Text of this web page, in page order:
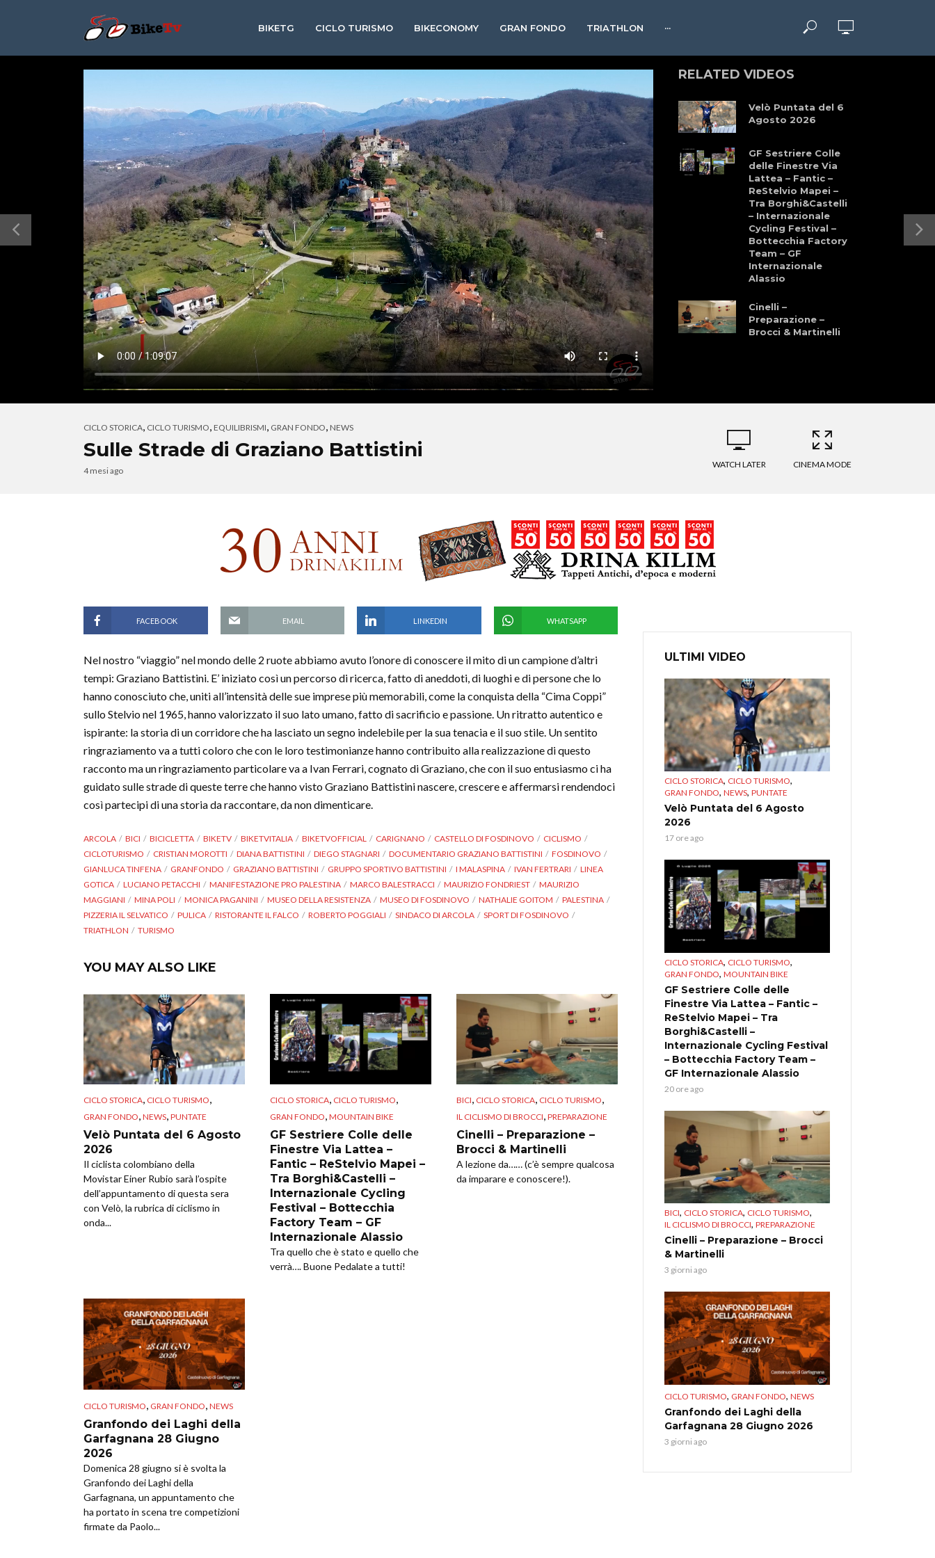
BIKETG CICLO TURISMO BIKECONOMY GRAN FONDO TRIATHLON ···
RELATED VIDEOS
Velò Puntata del 6
Agosto 2026
GF Sestriere Colle
delle Finestre Via
Lattea – Fantic –
ReStelvio Mapei –
Tra Borghi&Castelli
– Internazionale
Cycling Festival –
Bottecchia Factory
Team – GF
Internazionale
Alassio
Cinelli –
Preparazione –
Brocci & Martinelli
Marathon: Storia,
Cultura, Sport, e
Natura
CICLO STORICA, CICLO TURISMO, EQUILIBRISMI, GRAN FONDO, NEWS
Sulle Strade di Graziano Battistini
4 mesi ago
WATCH LATER CINEMA MODE
FACEBOOK EMAIL LINKEDIN WHATSAPP
Nel nostro “viaggio” nel mondo delle 2 ruote abbiamo avuto l’onore di conoscere il mito di un campione d’altri
tempi: Graziano Battistini. E’ iniziato così un percorso di ricerca, fatto di aneddoti, di luoghi e di persone che lo
hanno conosciuto che, uniti all’intensità delle sue imprese più memorabili, come la conquista della “Cima Coppi”
sullo Stelvio nel 1965, hanno valorizzato il suo lato umano, fatto di sacrificio e passione. Un ritratto autentico e
ispirante: la storia di un corridore che ha lasciato un segno indelebile per la sua tenacia e il suo stile. Un sentito
ringraziamento va a tutti coloro che con le loro testimonianze hanno contribuito alla realizzazione di questo
racconto ma un ringraziamento particolare va a Ivan Ferrari, cognato di Graziano, che con il suo entusiasmo ci ha
guidato sulle strade di queste terre che hanno visto Graziano Battistini nascere, crescere e affermarsi rendendoci
così partecipi di una storia da raccontare, da non dimenticare.
ARCOLA BICI BICICLETTA BIKETV BIKETVITALIA BIKETVOFFICIAL CARIGNANO CASTELLO DI FOSDINOVO
CICLISMO
CICLOTURISMO
CRISTIAN MOROTTI DIANA BATTISTINI DIEGO STAGNARI DOCUMENTARIO GRAZIANO BATTISTINI
FOSDINOVO
GIANLUCA TINFENA
GRANFONDO GRAZIANO BATTISTINI GRUPPO SPORTIVO BATTISTINI I MALASPINA IVAN FERTRARI
LINEA
GOTICA
LUCIANO PETACCHI MANIFESTAZIONE PRO PALESTINA MARCO BALESTRACCI MAURIZIO FONDRIEST
MAURIZIO
MAGGIANI
MINA POLI MONICA PAGANINI MUSEO DELLA RESISTENZA MUSEO DI FOSDINOVO NATHALIE GOITOM
PALESTINA
PIZZERIA IL SELVATICO
PULICA RISTORANTE IL FALCO ROBERTO POGGIALI SINDACO DI ARCOLA
SPORT DI FOSDINOVO
TRIATHLON
TURISMO
YOU MAY ALSO LIKE
CICLO STORICA, CICLO TURISMO,
GRAN FONDO, NEWS, PUNTATE
Velò Puntata del 6 Agosto
2026
Il ciclista colombiano della
Movistar Einer Rubio sarà l’ospite
dell’appuntamento di questa sera
con Velò, la rubrica di ciclismo in
onda...
CICLO STORICA, CICLO TURISMO,
GRAN FONDO, MOUNTAIN BIKE
GF Sestriere Colle delle
Finestre Via Lattea –
Fantic – ReStelvio Mapei –
Tra Borghi&Castelli –
Internazionale Cycling
Festival – Bottecchia
Factory Team – GF
Internazionale Alassio
Tra quello che è stato e quello che
verrà…. Buone Pedalate a tutti!
BICI, CICLO STORICA, CICLO TURISMO,
IL CICLISMO DI BROCCI, PREPARAZIONE
Cinelli – Preparazione –
Brocci & Martinelli
A lezione da…… (c’è sempre qualcosa
da imparare e conoscere!).
CICLO TURISMO GRAN FONDO NEWS
Granfondo dei Laghi della
Garfagnana 28 Giugno
2026
Domenica 28 giugno si è svolta la
Granfondo dei Laghi della
Garfagnana, un appuntamento che
ha portato in scena tre competizioni
firmate da Paolo...
ULTIMI VIDEO
CICLO STORICA, CICLO TURISMO,
GRAN FONDO, NEWS, PUNTATE
Velò Puntata del 6 Agosto
2026
17 ore ago
CICLO STORICA, CICLO TURISMO,
GRAN FONDO, MOUNTAIN BIKE
GF Sestriere Colle delle
Finestre Via Lattea – Fantic –
ReStelvio Mapei – Tra
Borghi&Castelli –
Internazionale Cycling Festival
– Bottecchia Factory Team –
GF Internazionale Alassio
20 ore ago
BICI, CICLO STORICA, CICLO TURISMO,
IL CICLISMO DI BROCCI, PREPARAZIONE
Cinelli – Preparazione – Brocci
& Martinelli
3 giorni ago
CICLO TURISMO, GRAN FONDO, NEWS
Granfondo dei Laghi della
Garfagnana 28 Giugno 2026
3 giorni ago